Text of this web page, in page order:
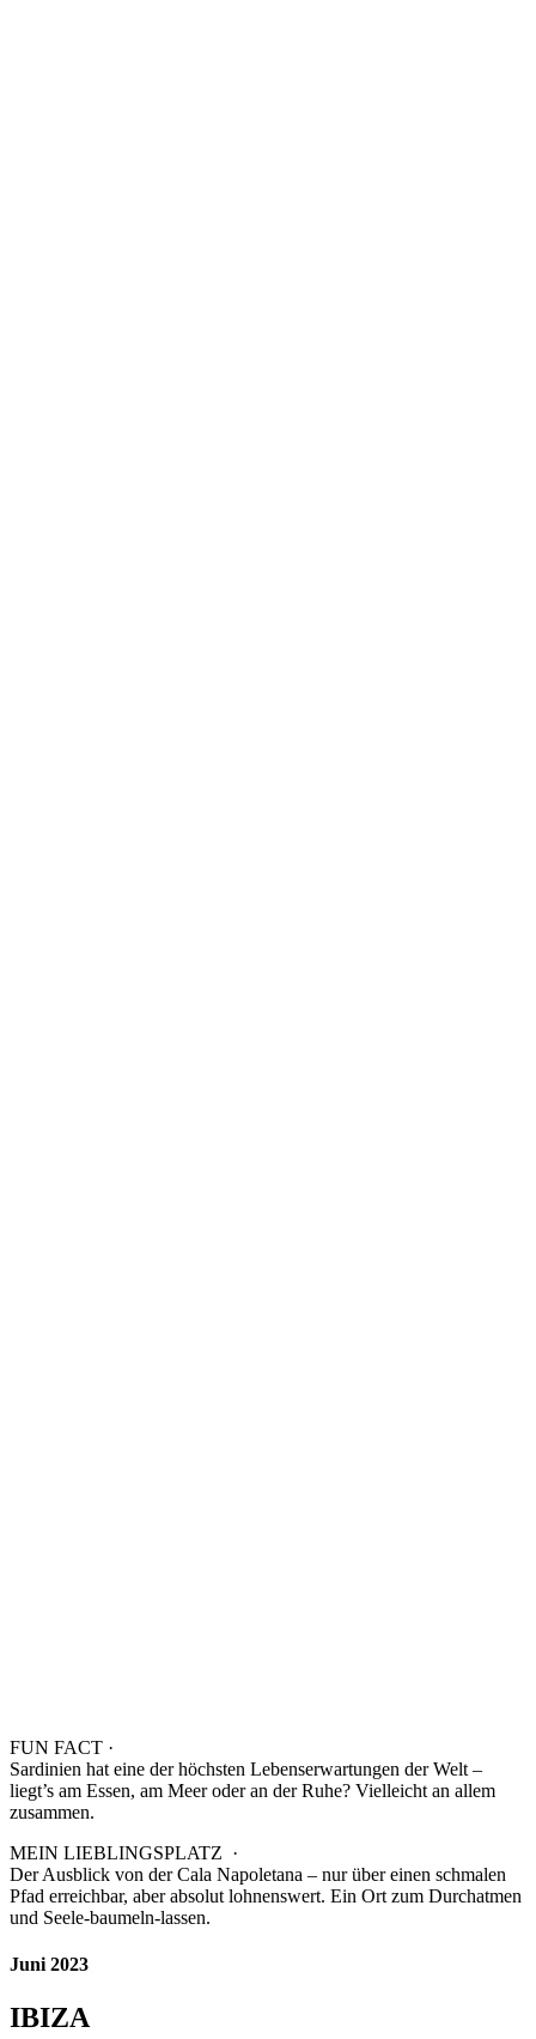
FUN FACT ·
Sardinien hat eine der höchsten Lebenserwartungen der Welt –
liegt’s am Essen, am Meer oder an der Ruhe? Vielleicht an allem
zusammen.
MEIN LIEBLINGSPLATZ ·
Der Ausblick von der Cala Napoletana – nur über einen schmalen
Pfad erreichbar, aber absolut lohnenswert. Ein Ort zum Durchatmen
und Seele-baumeln-lassen.
Juni 2023
IBIZA